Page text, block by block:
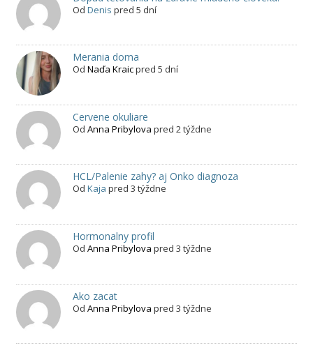
Od Denis pred 5 dní
Merania doma
Od Naďa Kraicpred 5 dní
Cervene okuliare
Od Anna Pribylova pred 2 týždne
HCL/Palenie zahy? aj Onko diagnoza
Od Kaja pred 3 týždne
Hormonalny profil
Od Anna Pribylova pred 3 týždne
Ako zacat
Od Anna Pribylova pred 3 týždne